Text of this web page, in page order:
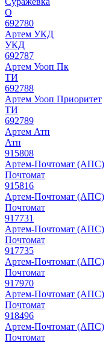
О
692780
Артем УКД
УКД
692787
Артем Уооп Пк
ТИ
692788
Артем Уооп Приоритет
ТИ
692789
Артем Атп
Атп
915808
Артем-Почтомат (АПС)
Почтомат
915816
Артем-Почтомат (АПС)
Почтомат
917731
Артем-Почтомат (АПС)
Почтомат
917735
Артем-Почтомат (АПС)
Почтомат
917970
Артем-Почтомат (АПС)
Почтомат
918496
Артем-Почтомат (АПС)
Почтомат